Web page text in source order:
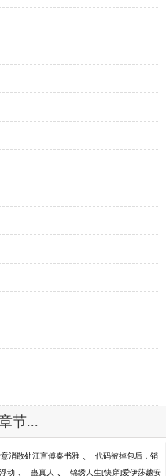
节...
消散处江言傅秦书雅 、 代码被掉包后，销
动 、 蛊真人 、 锦绣人生[快穿]爱伊莎越安